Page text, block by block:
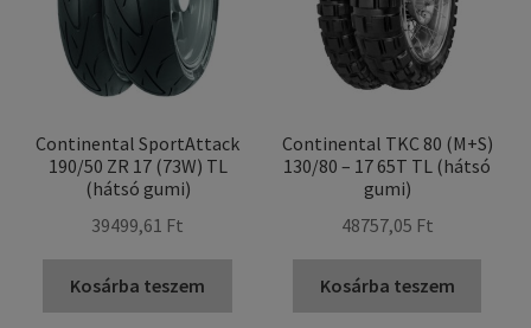
Continental SportAttack
190/50 ZR 17 (73W) TL
(hátsó gumi)
39499,61 Ft
Kosárba teszem
Continental TKC 80 (M+S)
130/80 – 17 65T TL (hátsó
gumi)
48757,05 Ft
Kosárba teszem